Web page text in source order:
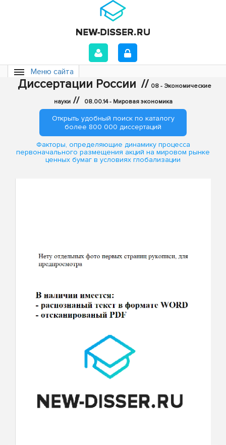
Меню сайта
Диссертации России // 08 - Экономические
науки // 08.00.14 - Мировая экономика
Открыть удобный поиск по каталогу
более 800 000 диссертаций
Факторы, определяющие динамику процесса
первоначального размещения акций на мировом рынке
ценных бумаг в условиях глобализации